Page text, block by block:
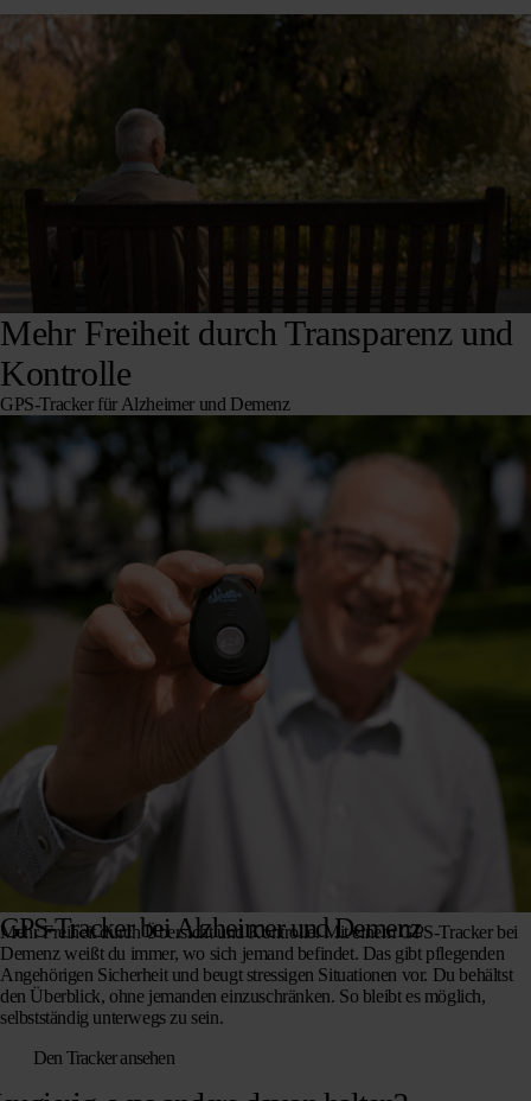
Mehr Freiheit durch Transparenz und
Kontrolle
GPS-Tracker für Alzheimer und Demenz
GPS-Tracker bei Alzheimer und Demenz
Mehr Freiheit durch Übersicht und Kontrolle. Mit einem GPS-Tracker bei
Demenz weißt du immer, wo sich jemand befindet. Das gibt pflegenden
Angehörigen Sicherheit und beugt stressigen Situationen vor. Du behältst
den Überblick, ohne jemanden einzuschränken. So bleibt es möglich,
selbstständig unterwegs zu sein.
Den Tracker ansehen